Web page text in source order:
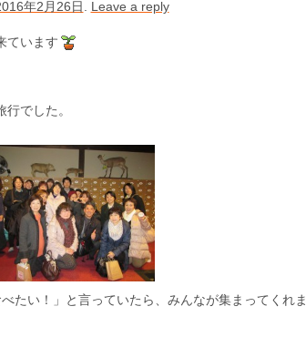
年2月26日 Leave a reply
ています
でした。
たい！」と言っていたら、みんなが集まってくれま